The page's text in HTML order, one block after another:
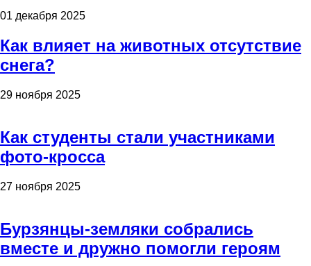
01 декабря 2025
Как влияет на животных отсутствие
снега?
29 ноября 2025
Как студенты стали участниками
фото-кросса
27 ноября 2025
Бурзянцы-земляки собрались
вместе и дружно помогли героям